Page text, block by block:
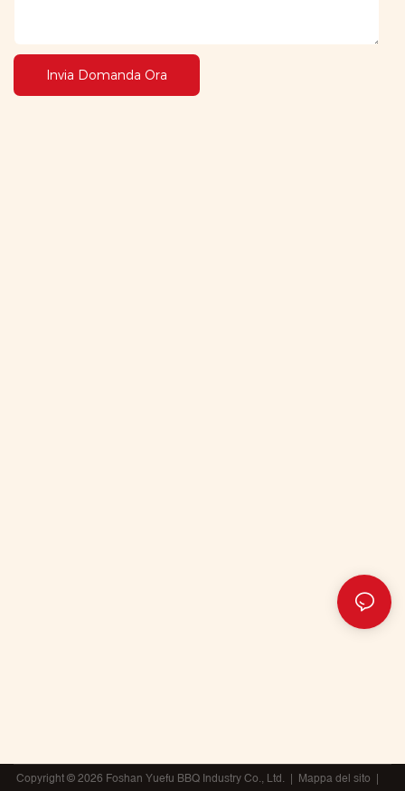
Invia Domanda Ora
Copyright © 2026 Foshan Yuefu BBQ Industry Co., Ltd. | Mappa del sito